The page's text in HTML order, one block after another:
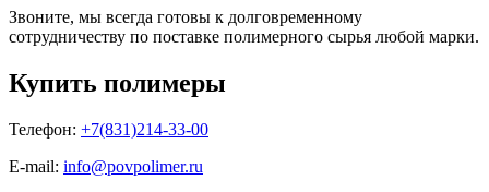
Звоните, мы всегда готовы к долговременному
сотрудничеству по поставке полимерного сырья любой марки.
Купить полимеры
Телефон: +7(831)214-33-00
E-mail: info@povpolimer.ru